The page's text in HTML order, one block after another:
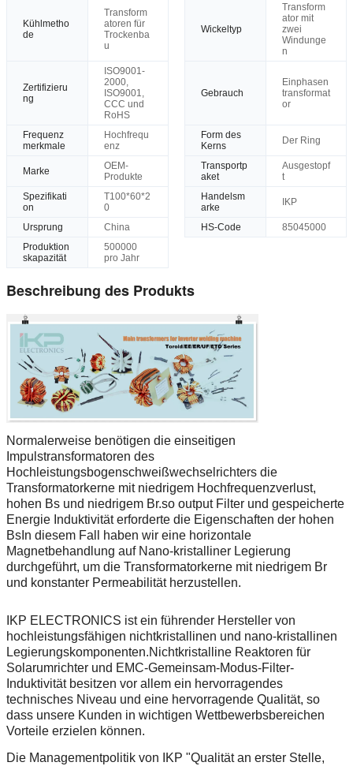
Kühlmetho
de
Transform
atoren für
Trockenba
u
Wickeltyp
Transform
ator mit
zwei
Windunge
n
Zertifizieru
ng
ISO9001-
2000,
ISO9001,
CCC und
RoHS
Gebrauch
Einphasen
transformat
or
Frequenz
merkmale
Hochfrequ
enz
Form des
Kerns
Der Ring
Marke
OEM-
Produkte
Transportp
aket
Ausgestopf
t
Spezifikati
on
T100*60*2
0
Handelsm
arke
IKP
Ursprung China HS-Code
85045000
Produktion
skapazität
500000
pro Jahr
Beschreibung des Produkts
Normalerweise benötigen die einseitigen
Impulstransformatoren des
Hochleistungsbogenschweißwechselrichters die
Transformatorkerne mit niedrigem Hochfrequenzverlust,
hohen Bs und niedrigem Br.so output Filter und gespeicherte
Energie Induktivität erforderte die Eigenschaften der hohen
BsIn diesem Fall haben wir eine horizontale
Magnetbehandlung auf Nano-kristalliner Legierung
durchgeführt, um die Transformatorkerne mit niedrigem Br
und konstanter Permeabilität herzustellen.
IKP ELECTRONICS ist ein führender Hersteller von
hochleistungsfähigen nichtkristallinen und nano-kristallinen
Legierungskomponenten.Nichtkristalline Reaktoren für
Solarumrichter und EMC-Gemeinsam-Modus-Filter-
Induktivität besitzen vor allem ein hervorragendes
technisches Niveau und eine hervorragende Qualität, so
dass unsere Kunden in wichtigen Wettbewerbsbereichen
Vorteile erzielen können.
Die Managementpolitik von IKP "Qualität an erster Stelle,